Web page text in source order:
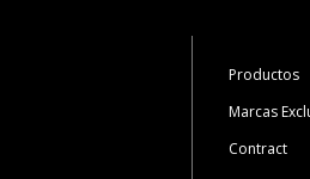
Productos
Marcas
Contract